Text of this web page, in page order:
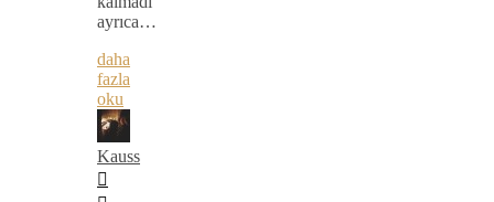
ayrıca…
daha
fazla
oku
Kauss